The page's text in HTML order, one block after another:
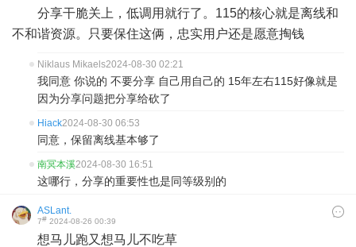
分享干脆关上，低调用就行了。115的核心就是离线和
不和谐资源。只要保住这俩，忠实用户还是愿意掏钱
Niklaus Mikaels2024-08-30 02:21
我同意 你说的 不要分享 自己用自己的 15年左右115好像就是
因为分享问题把分享给砍了
Hiack2024-08-30 06:53
同意，保留离线基本够了
南冥本溪2024-08-30 16:51
这哪行，分享的重要性也是同等级别的
ASLant.
7# 2024-08-26 00:39
想马儿跑又想马儿不吃草